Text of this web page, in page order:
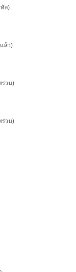
ล)
ล้ว)
ร่วม)
ร่วม)